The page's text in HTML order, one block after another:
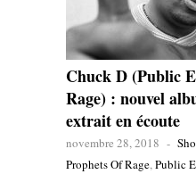
Chuck D (Public
Rage) : nouvel
extrait en écoute
novembre 28, 2018 -
Prophets Of Rage,Public